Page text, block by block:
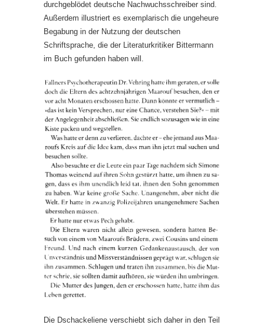
durchgeblödet deutsche Nachwuchsschreiber sind.
Außerdem illustriert es exemplarisch die ungeheure
Begabung in der Nutzung der deutschen
Schriftsprache, die der Literaturkritiker Bittermann
im Buch gefunden haben will.
Die Dschackeliene verschiebt sich daher in den Teil